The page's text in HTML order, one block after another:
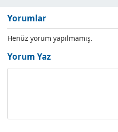
Yorumlar
Henüz yorum yapılmamış.
Yorum Yaz